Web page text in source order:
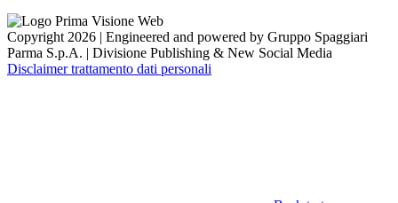
Copyright 2026 | Engineered and powered by Gruppo Spaggiari
Parma S.p.A. | Divisione Publishing & New Social Media
Disclaimer trattamento dati personali